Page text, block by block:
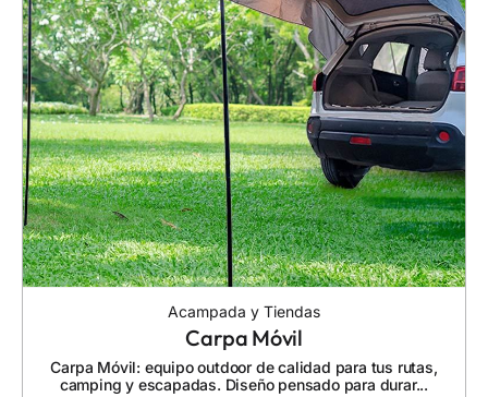
Acampada y Tiendas
Carpa Móvil
Carpa Móvil: equipo outdoor de calidad para tus rutas,
camping y escapadas. Diseño pensado para durar...